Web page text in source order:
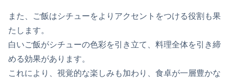
また、ご飯はシチューをよりアクセントをつける役割も果
たします。
白いご飯がシチューの色彩を引き立て、料理全体を引き締
める効果があります。
これにより、視覚的な楽しみも加わり、食卓が一層豊かな